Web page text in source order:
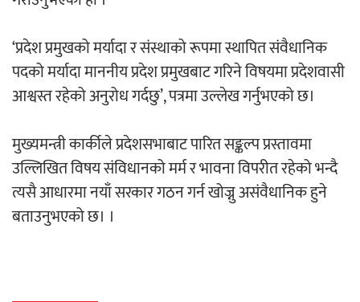
‘प्रदेश प्रमुखको मर्यादा र संस्थाको रूपमा स्थापित संवैधानिक
पदको मर्यादा माननीय प्रदेश प्रमुखबाट गरिने विषयमा प्रदेशवासी
आश्वस्त रहेको अनुरोध गर्दछु’, पत्रमा उल्लेख गर्नुभएको छ।
मुख्यमन्त्री कार्कीले प्रदेशसभाबाट पारित सङ्कल्प प्रस्तावमा
उल्लिखित विषय संविधानको मर्म र भावना विपरीत रहेको भन्दै
त्यसै आधारमा नयाँ सरकार गठन गर्न खोज्नु असंवैधानिक हुने
बताउनुभएको छ। ।